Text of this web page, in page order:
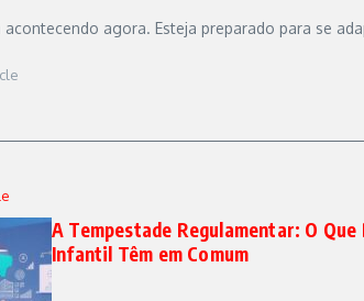
acontecendo agora. Esteja preparado para se
A Tempestade Regulamentar: O Que
Infantil Têm em Comum